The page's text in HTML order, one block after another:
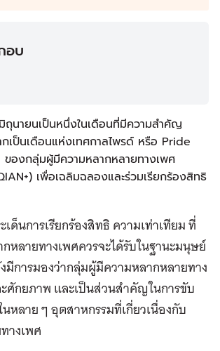
อบ
ถุนายนเป็นหนึ่งในเดือนที่มีความสำคัญ
กเป็นเดือนแห่งเทศกาลไพรด์ หรือ Pride
องกลุ่มผู้มีความหลากหลายทางเพศ
เพื่อเฉลิมฉลองและร่วมเรียกร้องสิทธิ
ด็นการเรียกร้องสิทธิ ความเท่าเทียม ที่
หลายทางเพศควรจะได้รับในฐานะมนุษย์
การมองว่ากลุ่มผู้มีความหลากหลายทาง
ศักยภาพ และเป็นส่วนสำคัญในการขับ
หลาย ๆ อุตสาหกรรมที่เกี่ยวเนื่องกับ
างเพศ